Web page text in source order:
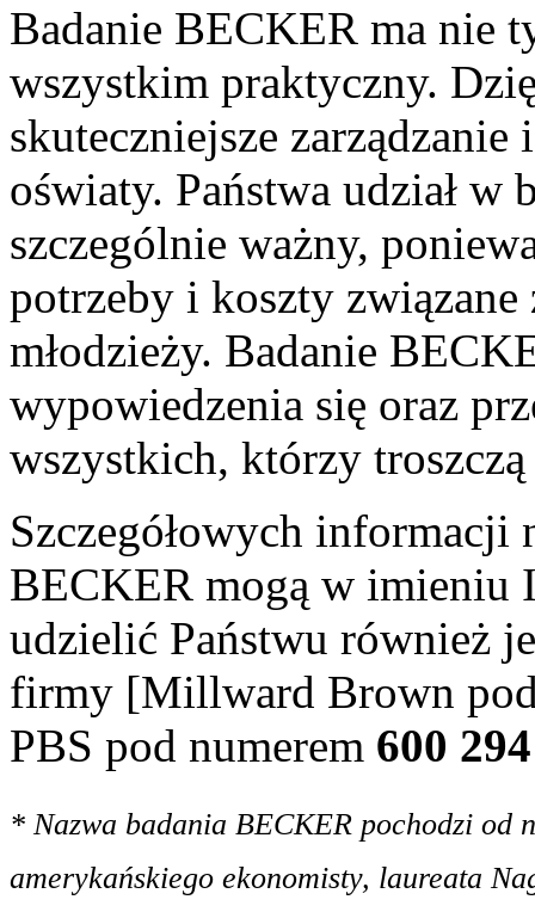
Badanie BECKER ma nie
wszystkim praktyczny.
skuteczniejsze
oświaty. Państwa udział w
szczególnie ważny,
potrzeby i koszty związane
młodzieży. Badanie
wypowiedzenia się oraz
wszystkich, którzy
Szczegółowych informacji
BECKER mogą w imieniu
udzielić Państwu również
firmy [Millward Brown
PBS pod numerem 600
* Nazwa badania BECKER pochodzi od
amerykańskiego ekonomisty, laureata